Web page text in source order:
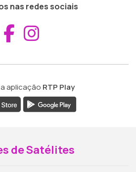
nas redes sociais
Aceder ao
aplicação RTP Play
de Satélites